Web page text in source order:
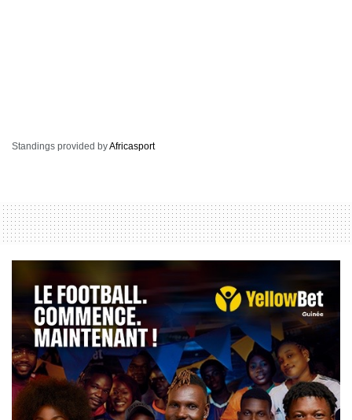
Standings provided byAfricasport